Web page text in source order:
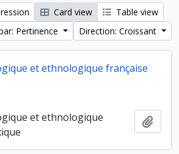
Card view
Table view
Pertinence
Direction: Croissant
et ethnologique française
et ethnologique